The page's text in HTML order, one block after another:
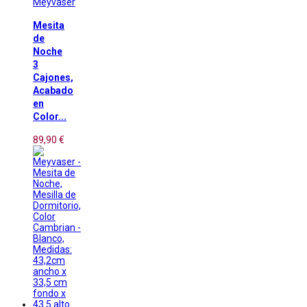
Mesita
de
Noche
3
Cajones,
Acabado
en
Color...
89,90 €